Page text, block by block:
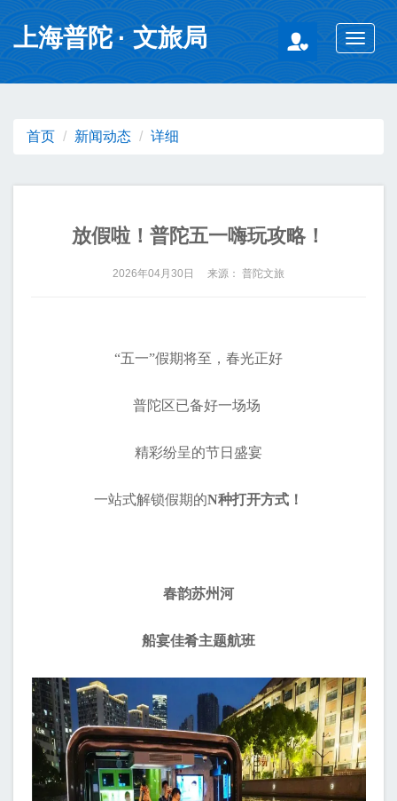
无障碍操作说明 跳转到网站导航区 跳转到主要内容区域
上海普陀· 文旅局
Toggle
首页 新闻动态 详细
放假啦！普陀五一嗨玩攻略！
2026年04月30日 来源： 普陀文旅
“五一”假期将至，春光正好
普陀区已备好一场场
精彩纷呈的节日盛宴
一站式解锁假期的N种打开方式！
春韵苏州河
船宴佳肴主题航班